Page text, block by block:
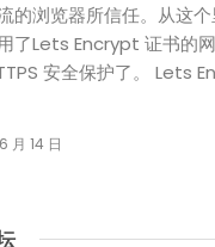
的浏览器所信任。从这
了Lets Encrypt 证书的
安全保护了。 Lets
月 14 日